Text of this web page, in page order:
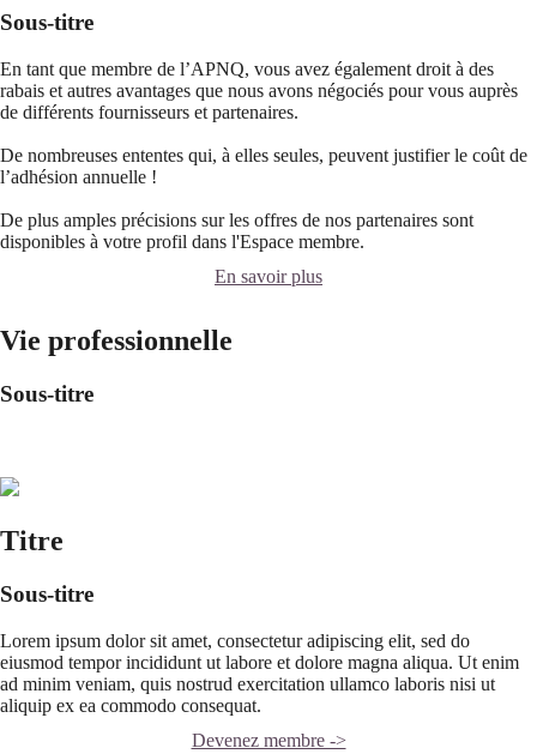
Sous-titre
En tant que membre de l’APNQ, vous avez également droit à des
rabais et autres avantages que nous avons négociés pour vous auprès
de différents fournisseurs et partenaires.
De nombreuses ententes qui, à elles seules, peuvent justifier le coût de
l’adhésion annuelle !
De plus amples précisions sur les offres de nos partenaires sont
disponibles à votre profil dans l'Espace membre.
En savoir plus
Vie professionnelle
Sous-titre
Titre
Sous-titre
Lorem ipsum dolor sit amet, consectetur adipiscing elit, sed do
eiusmod tempor incididunt ut labore et dolore magna aliqua. Ut enim
ad minim veniam, quis nostrud exercitation ullamco laboris nisi ut
aliquip ex ea commodo consequat.
Devenez membre ->